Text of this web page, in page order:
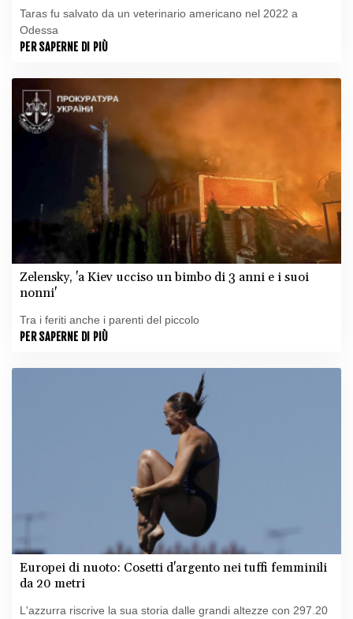
Taras fu salvato da un veterinario americano nel 2022 a
Odessa
PER SAPERNE DI PIÙ
Zelensky, 'a Kiev ucciso un bimbo di 3 anni e i suoi
nonni'
Tra i feriti anche i parenti del piccolo
PER SAPERNE DI PIÙ
Europei di nuoto: Cosetti d'argento nei tuffi femminili
da 20 metri
L'azzurra riscrive la sua storia dalle grandi altezze con 297.20